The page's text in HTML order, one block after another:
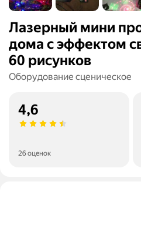
Лазерный мини
дома с эффектом
60 рисунков
Оборудование сценическое
4,6
26 оценок